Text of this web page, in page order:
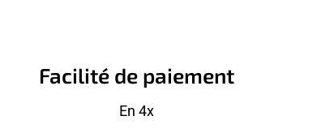
Facilité de paiement
En 4x